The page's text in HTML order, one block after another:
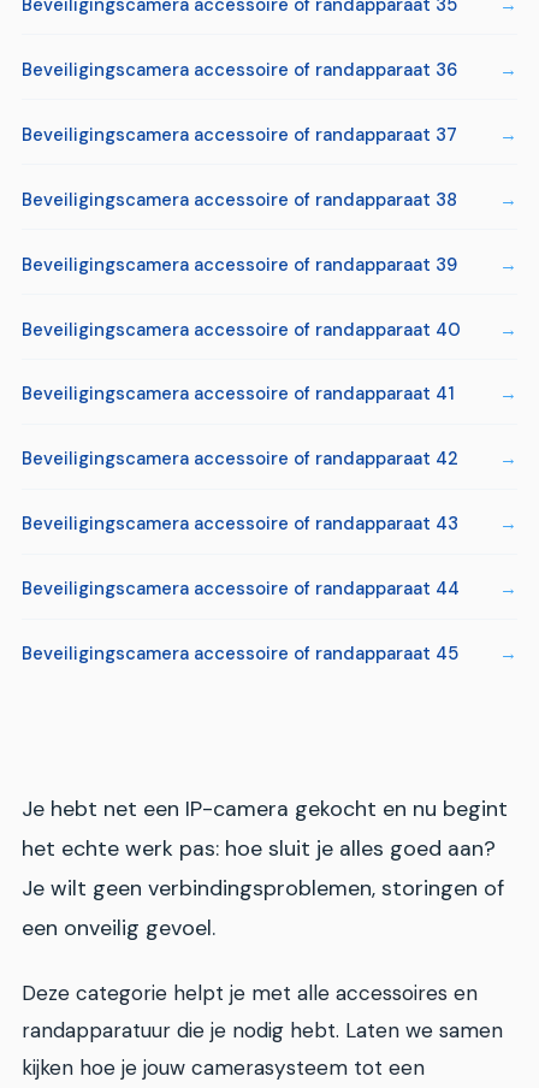
Beveiligingscamera accessoire of randapparaat 36
Beveiligingscamera accessoire of randapparaat 37
Beveiligingscamera accessoire of randapparaat 38
Beveiligingscamera accessoire of randapparaat 39
Beveiligingscamera accessoire of randapparaat 40
Beveiligingscamera accessoire of randapparaat 41
Beveiligingscamera accessoire of randapparaat 42
Beveiligingscamera accessoire of randapparaat 43
Beveiligingscamera accessoire of randapparaat 44
Beveiligingscamera accessoire of randapparaat 45
Je hebt net een IP-camera gekocht en nu begint
het echte werk pas: hoe sluit je alles goed aan?
Je wilt geen verbindingsproblemen, storingen of
een onveilig gevoel.
Deze categorie helpt je met alle accessoires en
randapparatuur die je nodig hebt. Laten we samen
kijken hoe je jouw camerasysteem tot een